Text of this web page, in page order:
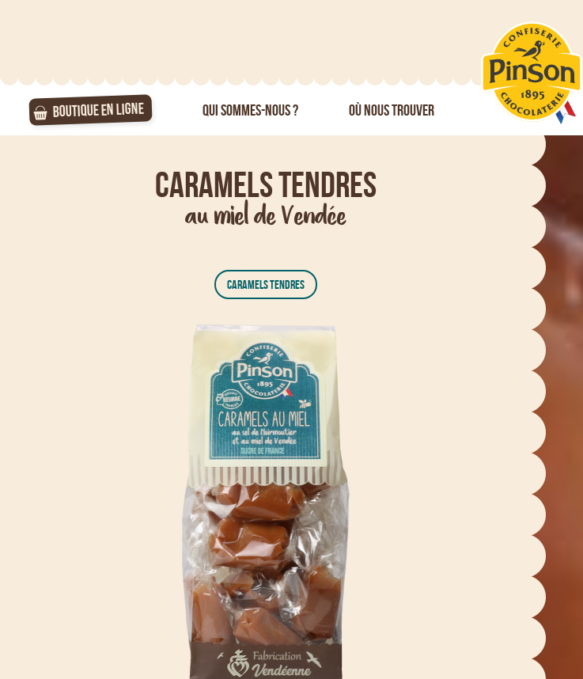
BOUTIQUE EN LIGNE QUI SOMMES-NOUS ? OÙ NOUS TROUVER
Caramels tendres
au miel de Vendée
CARAMELS TENDRES